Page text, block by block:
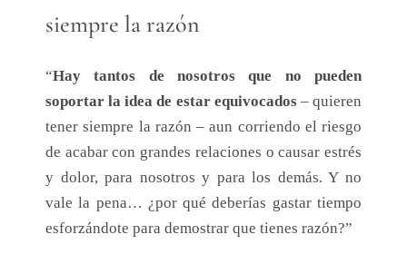
siempre la razón
“Hay tantos de nosotros que no pueden
soportar la idea de estar equivocados– quieren
tener siempre la razón – aun corriendo el riesgo
de acabar con grandes relaciones o causar estrés
y dolor, para nosotros y para los demás. Y no
vale la pena… ¿por qué deberías gastar tiempo
esforzándote para demostrar que tienes razón?”